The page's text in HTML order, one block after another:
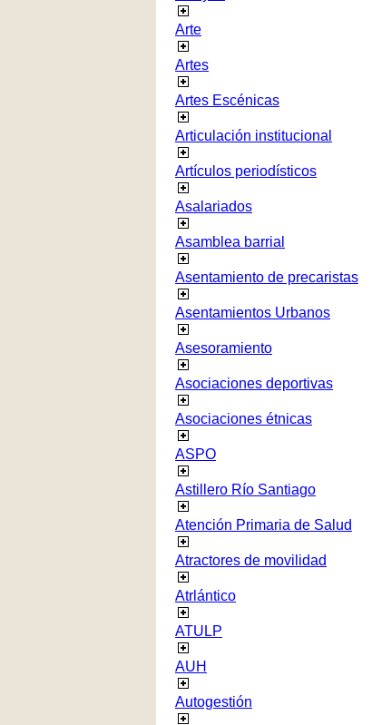
Arte
Artes
Artes Escénicas
Articulación institucional
Artículos periodísticos
Asalariados
Asamblea barrial
Asentamiento de precaristas
Asentamientos Urbanos
Asesoramiento
Asociaciones deportivas
Asociaciones étnicas
ASPO
Astillero Río Santiago
Atención Primaria de Salud
Atractores de movilidad
Atrlántico
ATULP
AUH
Autogestión